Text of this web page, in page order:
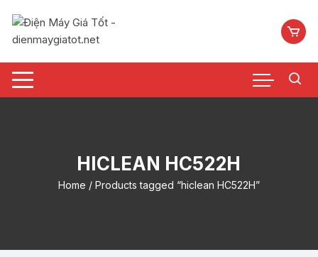
nội
HICLEAN HC522H
Home / Products tagged “hiclean HC522H”